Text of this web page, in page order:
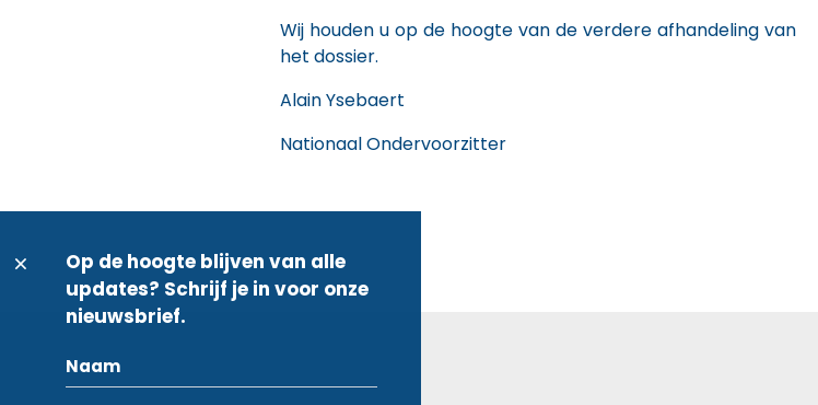
Wij houden u op de hoogte van de verdere afhandeling van
het dossier.
Alain Ysebaert
Nationaal Ondervoorzitter
Op de hoogte blijven van alle
updates? Schrijf je in voor onze
nieuwsbrief.